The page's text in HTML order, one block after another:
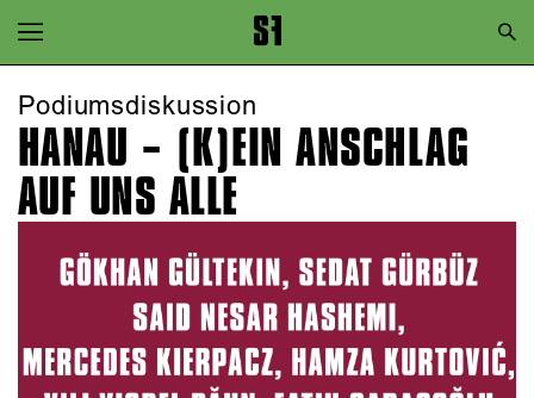
Zur Hauptnavigation springen
Zum Footer springen
Podiumsdiskussion
HANAU – (K)EIN ANSCHLAG
AUF UNS ALLE